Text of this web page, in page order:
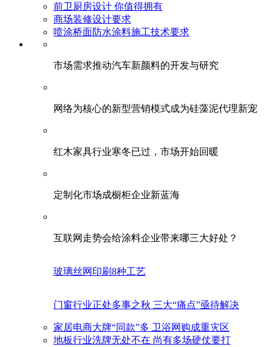
前卫厨房设计 你值得拥有
商场装修设计要求
喷涂桥面防水涂料施工技术要求
市场需求推动汽车新颜料的开发与研究
网络为核心的新型营销模式成为硅藻泥代理新宠
红木家具行业寒冬已过，市场开始回暖
定制化市场成橱柜企业新蓝海
互联网走势会给涂料企业带来哪三大好处？
玻璃丝网印刷8种工艺
门窗行业正处多事之秋 三大“痛点”亟待解决
家居电商大牌“同款”多 卫浴网购成重灾区
地板行业洗牌无处不在 尚有多场硬仗要打